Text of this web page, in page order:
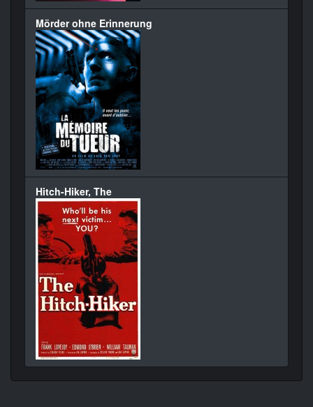
Mörder ohne Erinnerung
Hitch-Hiker, The